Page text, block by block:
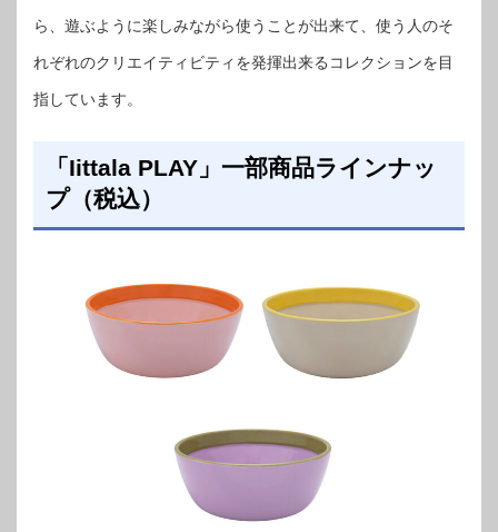
ら、遊ぶように楽しみながら使うことが出来て、使う人のそ
れぞれのクリエイティビティを発揮出来るコレクションを目
指しています。
「Iittala PLAY」一部商品ラインナッ
プ（税込）